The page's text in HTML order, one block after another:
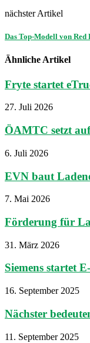
nächster Artikel
Das Top-Modell von
Ähnliche Artikel
Fryte startet
27. Juli 2026
ÖAMTC setzt
6. Juli 2026
EVN baut
7. Mai 2026
Förderung für
31. März 2026
Siemens startet
16. September 2025
Nächster
11. September 2025